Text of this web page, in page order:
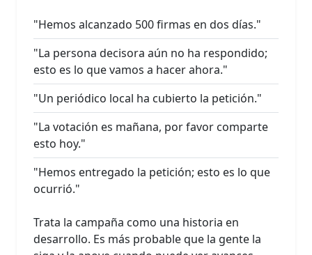
"Hemos alcanzado 500 firmas en dos días."
"La persona decisora aún no ha respondido;
esto es lo que vamos a hacer ahora."
"Un periódico local ha cubierto la petición."
"La votación es mañana, por favor comparte
esto hoy."
"Hemos entregado la petición; esto es lo que
ocurrió."
Trata la campaña como una historia en
desarrollo. Es más probable que la gente la